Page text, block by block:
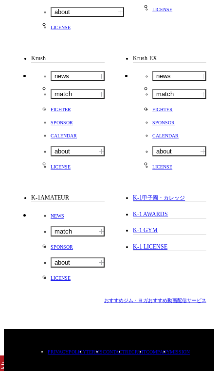
チケット
about
LICENSE
LICENSE
Krush
news
match
FIGHTER
SPONSOR
CALENDAR
about
LICENSE
Krush-EX
news
match
FIGHTER
SPONSOR
CALENDAR
about
LICENSE
K-1AMATEUR
NEWS
match
SPONSOR
about
LICENSE
K-1甲子園・カレッジ
K-1 AWARDS
K-1 GYM
K-1 LICENSE
おすすめジム・ヨガおすすめ動画配信サービス
PRIVACYPOLICYTERMSCONTACTRECRUITCOMPANYMISSION